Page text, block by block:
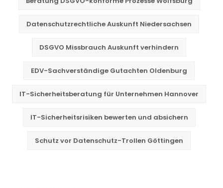
Datenschutzrechtliche Auskunft Niedersachsen
DSGVO Missbrauch Auskunft verhindern
EDV-Sachverständige Gutachten Oldenburg
IT-Sicherheitsberatung für Unternehmen Hannover
IT-Sicherheitsrisiken bewerten und absichern
Schutz vor Datenschutz-Trollen Göttingen